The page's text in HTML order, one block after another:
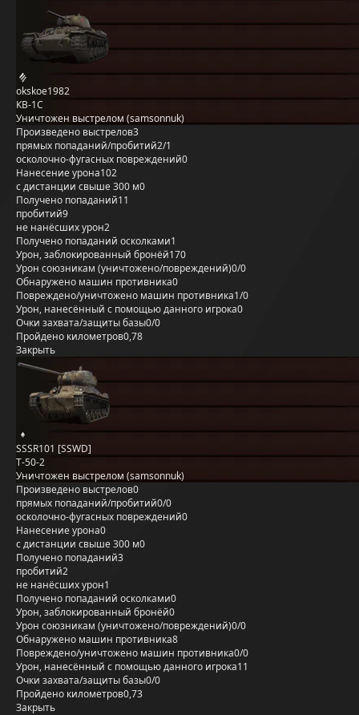
okskoe1982
КВ-1С
Уничтожен выстрелом (samsonnuk)
Произведено выстрелов3
прямых попаданий/пробитий2/1
осколочно-фугасных повреждений0
Нанесение урона102
с дистанции свыше 300 м0
Получено попаданий11
пробитий9
не нанёсших урон2
Получено попаданий осколками1
Урон, заблокированный бронёй170
Урон союзникам (уничтожено/повреждений)0/0
Обнаружено машин противника0
Повреждено/уничтожено машин противника1/0
Урон, нанесённый с помощью данного игрока0
Очки захвата/защиты базы0/0
Пройдено километров0,78
Закрыть
SSSR101 [SSWD]
Т-50-2
Уничтожен выстрелом (samsonnuk)
Произведено выстрелов0
прямых попаданий/пробитий0/0
осколочно-фугасных повреждений0
Нанесение урона0
с дистанции свыше 300 м0
Получено попаданий3
пробитий2
не нанёсших урон1
Получено попаданий осколками0
Урон, заблокированный бронёй0
Урон союзникам (уничтожено/повреждений)0/0
Обнаружено машин противника8
Повреждено/уничтожено машин противника0/0
Урон, нанесённый с помощью данного игрока11
Очки захвата/защиты базы0/0
Пройдено километров0,73
Закрыть